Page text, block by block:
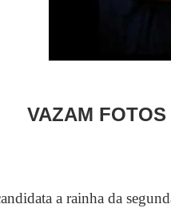
VAZAM
a rainha da